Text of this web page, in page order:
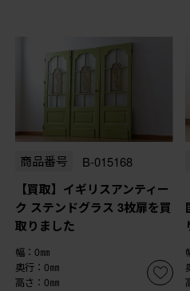
商品番号 B-015168
【買取】イギリスアンティー
ク ステンドグラス 3枚扉を買
取りました
幅：0㎜
奥行：0㎜
高さ：0㎜